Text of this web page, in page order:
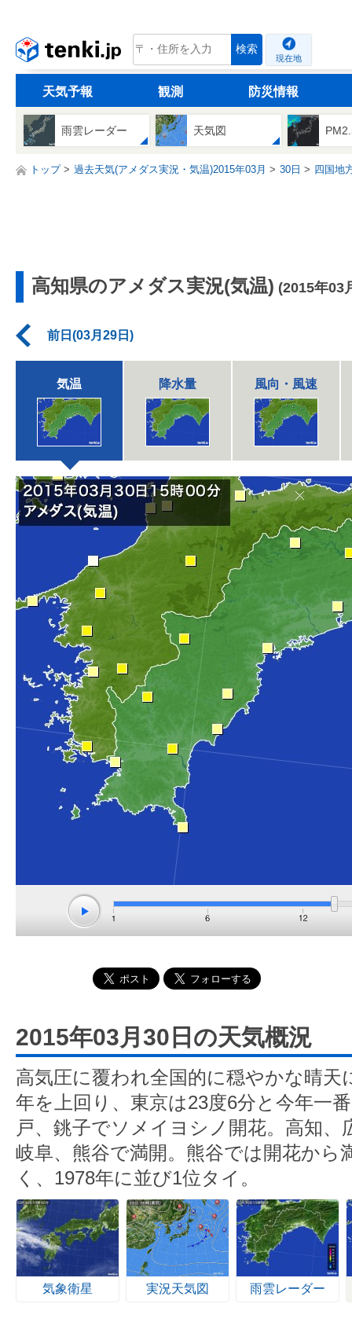
tenki.jp 検索
現在地
天気予報 観測 防災情報
雨雲レーダー 天気図
トップ 過去天気(アメダス実況・気温)2015年03月 30日 四国地
高知県のアメダス実況(気温) (2015年03
前日(03月29日)
気温 降水量 風向・風速
2015年03月30日の天気概況
高気圧に覆われ全国的に穏やかな晴天
年を上回り、東京は23度6分と今年一
戸、銚子でソメイヨシノ開花。高知、
岐阜、熊谷で満開。熊谷では開花から
く、1978年に並び1位タイ。
気象衛星 実況天気図 雨雲レーダー